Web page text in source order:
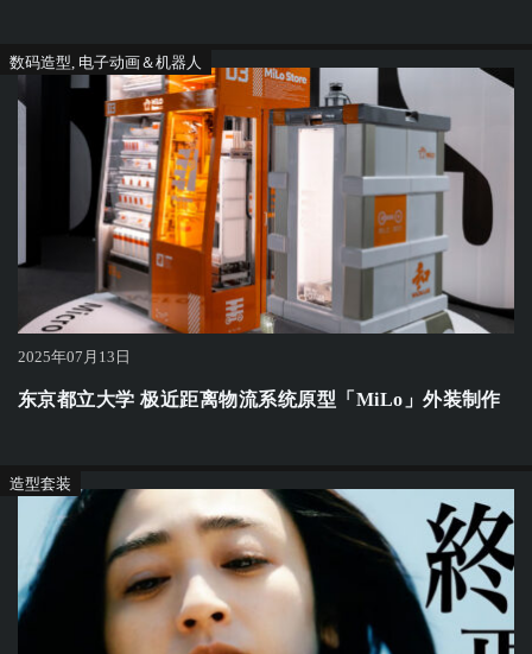
2025年07月13日
数码造型, 电子动画＆机器人
东京都立大学 极近距离物流系统原型「MiLo」外装制作
造型套装